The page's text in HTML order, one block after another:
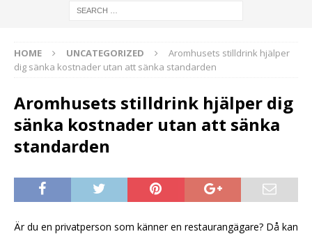
HOME UNCATEGORIZED
Aromhusets stilldrink hjälper
dig sänka kostnader utan att sänka standarden
Aromhusets stilldrink hjälper dig
sänka kostnader utan att sänka
standarden
Är du en privatperson som känner en restaurangägare? Då kan